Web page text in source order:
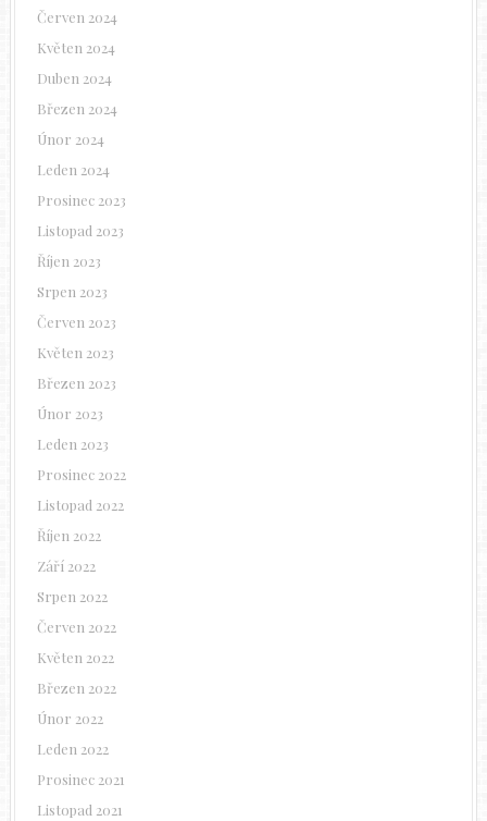
Červen 2024
Květen 2024
Duben 2024
Březen 2024
Únor 2024
Leden 2024
Prosinec 2023
Listopad 2023
Říjen 2023
Srpen 2023
Červen 2023
Květen 2023
Březen 2023
Únor 2023
Leden 2023
Prosinec 2022
Listopad 2022
Říjen 2022
Září 2022
Srpen 2022
Červen 2022
Květen 2022
Březen 2022
Únor 2022
Leden 2022
Prosinec 2021
Listopad 2021